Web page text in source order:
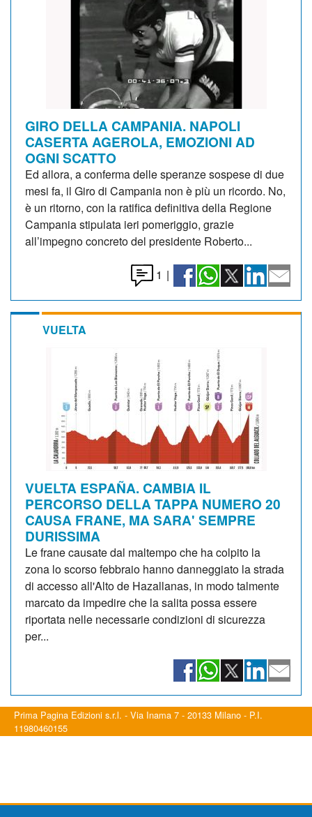
GIRO DELLA CAMPANIA. NAPOLI
CASERTA AGEROLA, EMOZIONI AD
OGNI SCATTO
Ed allora, a conferma delle speranze sospese di due
mesi fa, il Giro di Campania non è più un ricordo. No,
è un ritorno, con la ratifica definitiva della Regione
Campania stipulata ieri pomeriggio, grazie
all’impegno concreto del presidente Roberto...
1 |
VUELTA
VUELTA ESPAÑA. CAMBIA IL
PERCORSO DELLA TAPPA NUMERO 20
CAUSA FRANE, MA SARA' SEMPRE
DURISSIMA
Le frane causate dal maltempo che ha colpito la
zona lo scorso febbraio hanno danneggiato la strada
di accesso all'Alto de Hazallanas, in modo talmente
marcato da impedire che la salita possa essere
riportata nelle necessarie condizioni di sicurezza
per...
Prima Pagina Edizioni s.r.l. - Via Inama 7 - 20133 Milano - P.I.
11980460155